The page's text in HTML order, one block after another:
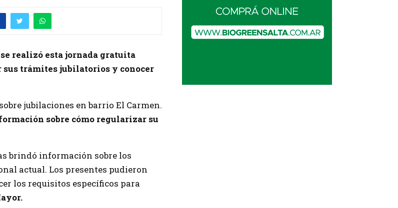
realizó esta jornada gratuita
trámites jubilatorios y conocer
jubilaciones en barrio El Carmen.
sobre cómo regularizar su
brindó información sobre los
actual. Los presentes pudieron
los requisitos específicos para